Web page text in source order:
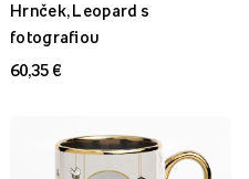
Hrnček, Leopard s
fotografiou
60,35 €